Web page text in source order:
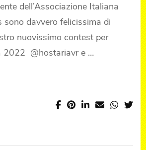
dell’Associazione Italiana
sono davvero felicissima di
nuovissimo contest per
2022 @hostariavr e …